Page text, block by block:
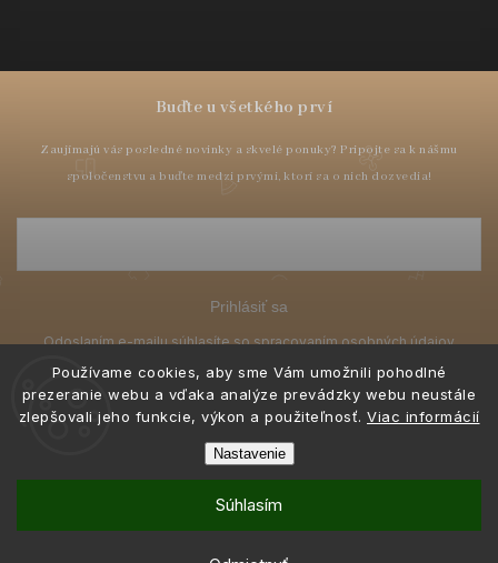
Používame cookies, aby sme Vám umožnili pohodlné
prezeranie webu a vďaka analýze prevádzky webu neustále
zlepšovali jeho funkcie, výkon a použiteľnosť. Viac informácií
Nastavenie
Súhlasím
Prihlásiť sa
Vytvoril Shoptet